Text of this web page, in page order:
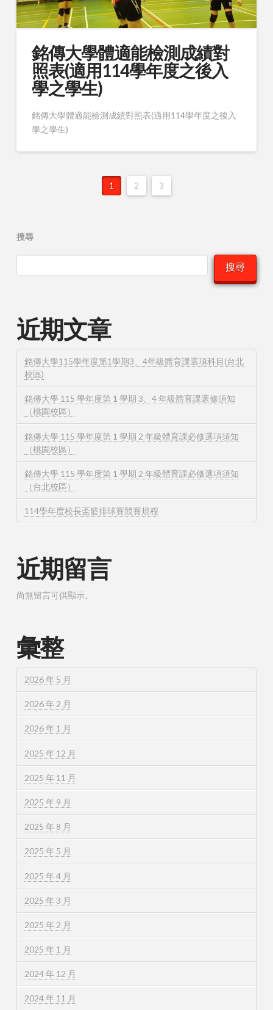
銘傳大學體適能檢測成績對
照表(適用114學年度之後入
學之學生)
銘傳大學體適能檢測成績對照表(適用114學年度之後入
學之學生)
1 2 3
搜尋
搜尋
近期文章
銘傳大學115學年度第1學期3、4年級體育課選項科目(台北
校區)
銘傳大學 115 學年度第 1 學期 3、4 年級體育課選修須知
（桃園校區）
銘傳大學 115 學年度第 1 學期 2 年級體育課必修選項須知
（桃園校區）
銘傳大學 115 學年度第 1 學期 2 年級體育課必修選項須知
（台北校區）
114學年度校長盃籃排球賽競賽規程
近期留言
尚無留言可供顯示。
彙整
2026 年 5 月
2026 年 2 月
2026 年 1 月
2025 年 12 月
2025 年 11 月
2025 年 9 月
2025 年 8 月
2025 年 5 月
2025 年 4 月
2025 年 3 月
2025 年 2 月
2025 年 1 月
2024 年 12 月
2024 年 11 月